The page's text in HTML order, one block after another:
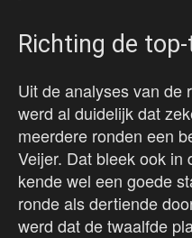
Richting de
Uit de analyses van de
werd al duidelijk dat
meerdere ronden een
Veijer. Dat bleek ook in
kende wel een goede
ronde als dertiende
werd dat de twaalfde